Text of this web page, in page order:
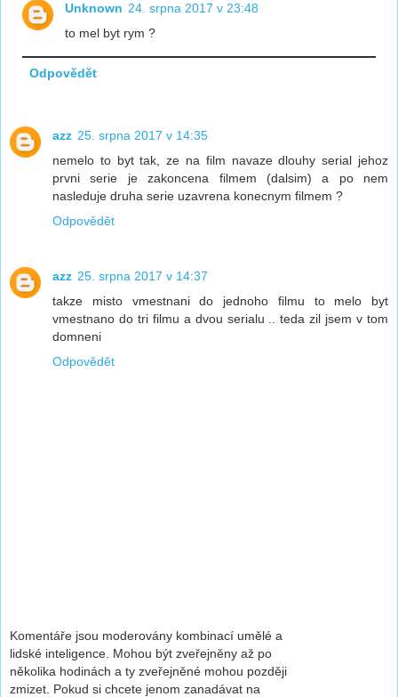
Unknown 24. srpna 2017 v 23:48
to mel byt rym ?
Odpovědět
azz 25. srpna 2017 v 14:35
nemelo to byt tak, ze na film navaze dlouhy serial jehoz
prvni serie je zakoncena filmem (dalsim) a po nem
nasleduje druha serie uzavrena konecnym filmem ?
Odpovědět
azz 25. srpna 2017 v 14:37
takze misto vmestnani do jednoho filmu to melo byt
vmestnano do tri filmu a dvou serialu .. teda zil jsem v tom
domneni
Odpovědět
Komentáře jsou moderovány kombinací umělé a
lidské inteligence. Mohou být zveřejněny až po
několika hodinách a ty zveřejněné mohou později
zmizet. Pokud si chcete jenom zanadávat na